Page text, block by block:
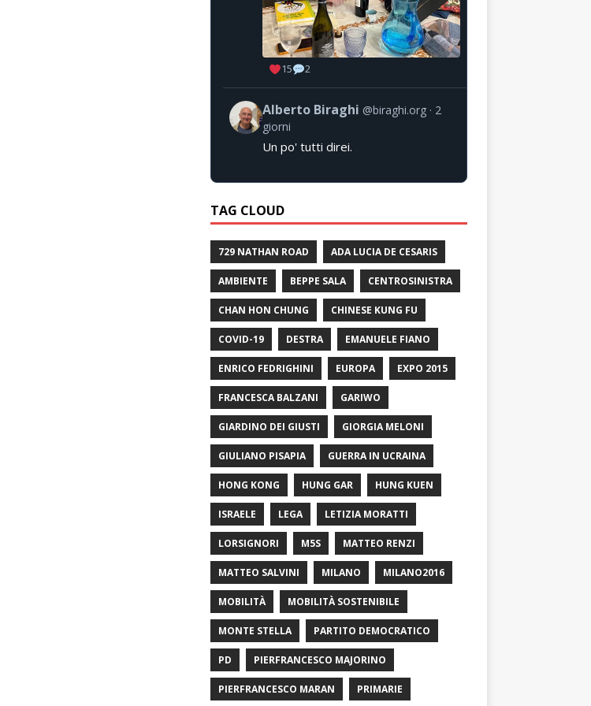
15 2
Alberto Biraghi @biraghi.org
2
giorni
Un po' tutti direi.
TAG CLOUD
729 NATHAN ROAD ADA LUCIA DE CESARIS
AMBIENTE BEPPE SALA CENTROSINISTRA
CHAN HON CHUNG CHINESE KUNG FU
COVID-19 DESTRA EMANUELE FIANO
ENRICO FEDRIGHINI EUROPA EXPO 2015
FRANCESCA BALZANI GARIWO
GIARDINO DEI GIUSTI GIORGIA MELONI
GIULIANO PISAPIA GUERRA IN UCRAINA
HONG KONG HUNG GAR HUNG KUEN
ISRAELE LEGA LETIZIA MORATTI
LORSIGNORI M5S MATTEO RENZI
MATTEO SALVINI MILANO MILANO2016
MOBILITÀ MOBILITÀ SOSTENIBILE
MONTE STELLA PARTITO DEMOCRATICO
PD PIERFRANCESCO MAJORINO
PIERFRANCESCO MARAN PRIMARIE